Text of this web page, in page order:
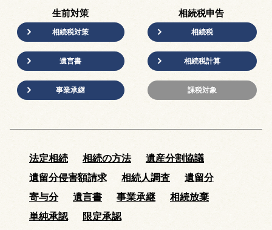
生前対策
相続税対策
遺言書
事業承継
相続税申告
相続税
相続税計算
課税対象
法定相続 相続の方法
遺産分割協議
遺留分侵害額請求
相続人調査
遺留分
寄与分
遺言書 事業承継
相続放棄
単純承認
限定承認